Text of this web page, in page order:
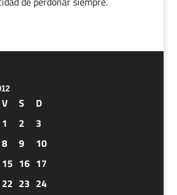
V S
D
1
2
3
8 9
10
15 16 17
22 23 24